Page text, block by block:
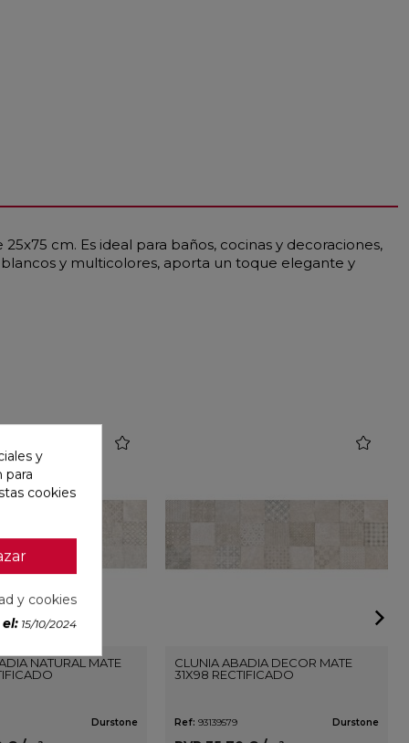
cm. Es ideal para baños, cocinas y decoraciones,
y multicolores, aporta un toque elegante y
NATURAL MATE
Durstone
CLUNIA ABADIA DECOR MATE
31X98 RECTIFICADO
Ref: 93139579 Durstone
favorite
y
para
cookies
y cookies
15/10/2024